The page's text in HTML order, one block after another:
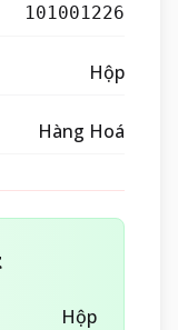
101001226
Hộp
Hàng Hoá
Hộp